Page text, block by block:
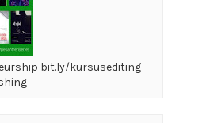
bit.ly/kursusediting